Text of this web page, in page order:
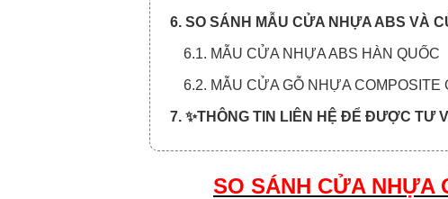
6. SO SÁNH MẪU CỬA NHỰA ABS VÀ
6.1. MẪU CỬA NHỰA ABS HÀN QUỐC
6.2. MẪU CỬA GỖ NHỰA COMPOSITE
7. ✨THÔNG TIN LIÊN HỆ ĐỂ ĐƯỢC TƯ
SO SÁNH CỬA NHỰA